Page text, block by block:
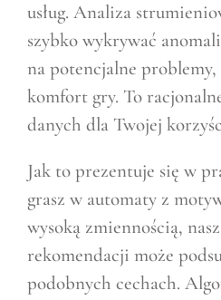
usług. Analiza
szybko wykrywać
na potencjalne
komfort gry. To
danych dla Twojej
Jak to prezentuje się w
grasz w automaty z
wysoką zmiennością,
rekomendacji może
podobnych cechach.